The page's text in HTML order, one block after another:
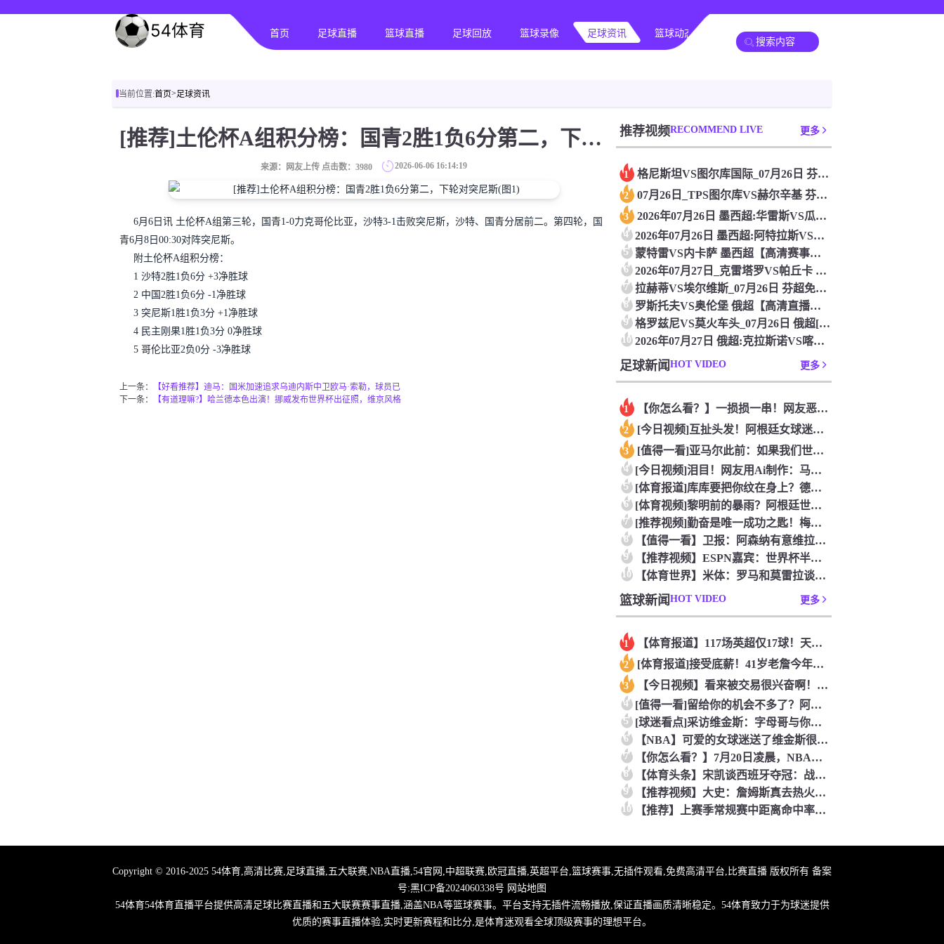
首页 足球直播 篮球直播 足球回放 篮球录像 足球资讯 篮球动态 其他比赛
当前位置:首页>足球资讯
[推荐]土伦杯A组积分榜：国青2胜1负6分第二，下轮对突尼斯
来源：网友上传 点击数：3980 2026-06-06 16:14:19
6月6日讯 土伦杯A组第三轮，国青1-0力克哥伦比亚，沙特3-1击败突尼斯，沙特、国青分居前二。第四轮，国
青6月8日00:30对阵突尼斯。
附土伦杯A组积分榜：
1 沙特2胜1负6分 +3净胜球
2 中国2胜1负6分 -1净胜球
3 突尼斯1胜1负3分 +1净胜球
4 民主刚果1胜1负3分 0净胜球
5 哥伦比亚2负0分 -3净胜球
上一条：
【好看推荐】迪马：国米加速追求乌迪内斯中卫欧马·索勒，球员已
下一条：
【有道理嘛?】哈兰德本色出演！挪威发布世界杯出征照，维京风格
推荐视频RECOMMEND LIVE 更多
1 格尼斯坦VS图尔库国际_07月26日 芬超[高清直播]
2 07月26日_TPS图尔库VS赫尔辛基 芬超直播 在线观看
3 2026年07月26日 墨西超:华雷斯VS瓜达拉哈拉_高清直
4 2026年07月26日 墨西超:阿特拉斯VS桑托斯拉古纳_无
5 蒙特雷VS内卡萨 墨西超【高清赛事直播】_2026年07月2
6 2026年07月27日_克雷塔罗VS帕丘卡 墨西超直播 比赛
7 拉赫蒂VS埃尔维斯_07月26日 芬超免费在线直播
8 罗斯托夫VS奥伦堡 俄超【高清直播】_2026年07月26日
9 格罗兹尼VS莫火车头_07月26日 俄超[在线观看比赛]
10 2026年07月27日 俄超:克拉斯诺VS喀山_在线观看比赛
足球新闻 HOT VIDEO 更多
1 【你怎么看？】一损损一串！网友恶搞：世界杯后恩佐从阿根廷队回
2 [今日视频]互扯头发！阿根廷女球迷和西班牙女球迷打起来了！
3 [值得一看]亚马尔此前：如果我们世界杯决赛发现对手是中国队，
4 [今日视频]泪目！网友用Ai制作：马拉多纳与梅西在平行世界的
5 [体育报道]库库要把你纹在身上？德拉富恩特：他们会说到做到，
6 [体育视频]黎明前的暴雨？阿根廷世界杯决赛前最后一堂训练课直
7 [推荐视频]勤奋是唯一成功之匙！梅西经典的被拉拽情景专项训练
8 【值得一看】卫报：阿森纳有意维拉中卫孔萨，他的到来能给萨利巴
9 【推荐视频】ESPN嘉宾：世界杯半决赛击败英格兰，梅西无进球
10 【体育世界】米体：罗马和莫雷拉谈妥250万欧年薪，斯特拉斯堡
篮球新闻 HOT VIDEO 更多
1 【体育报道】117场英超仅17球！天空：加纳乔生涯备受质疑，
2 [体育报道]接受底薪！41岁老詹今年季后赛38.4分钟&23
3 【今日视频】看来被交易很兴奋啊！多特度假中模仿老鹰展翅
4 [值得一看]留给你的机会不多了？阿芳能否找回巅峰期的状态？
5 [球迷看点]采访维金斯：字母哥与你叫啥组合？如詹姆斯加盟热火
6 【NBA】可爱的女球迷送了维金斯很多用心的礼品，嘴哥很感动
7 【你怎么看？】7月20日凌晨，NBA雷霆、老鹰、独行侠三方交
8 【体育头条】宋凯谈西班牙夺冠：战术思路高度统一，长期主义值得
9 【推荐视频】大史：詹姆斯真去热火绝对真心祝福！热火真是不错的
10 【推荐】上赛季常规赛中距离命中率最差榜：阿门夏普西卡前三 申
Copyright © 2016-2025 54体育,高清比赛,足球直播,五大联赛,NBA直播,54官网,中超联赛,欧冠直播,英超平台,篮球赛事,无插件观看,免费高清平台,比赛直播 版权所有 备案
号:黑ICP备2024060338号 网站地图
54体育54体育直播平台提供高清足球比赛直播和五大联赛赛事直播,涵盖NBA等篮球赛事。平台支持无插件流畅播放,保证直播画质清晰稳定。54体育致力于为球迷提供
优质的赛事直播体验,实时更新赛程和比分,是体育迷观看全球顶级赛事的理想平台。